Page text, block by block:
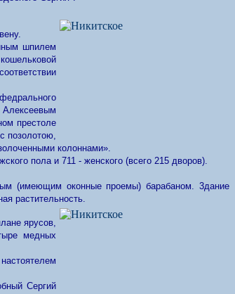
шпилем
престоле
позолотою,
колоннами».
пола и 711 - женского (всего 215 дворов).
(имеющим оконные проемы) барабаном. 3дание
растительность.
ярусов,
медных
Сергий